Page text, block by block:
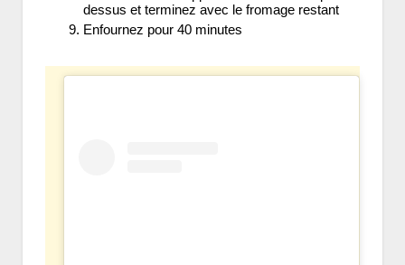
dessus et terminez avec le fromage restant
Enfournez pour 40 minutes